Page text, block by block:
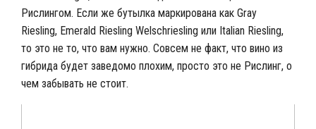
Рислингом. Если же бутылка маркирована как Gray
Riesling, Emerald Riesling Welschriesling или Italian Riesling,
то это не то, что вам нужно. Совсем не факт, что вино из
гибрида будет заведомо плохим, просто это не Рислинг, о
чем забывать не стоит.